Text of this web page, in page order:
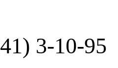
3-10-95